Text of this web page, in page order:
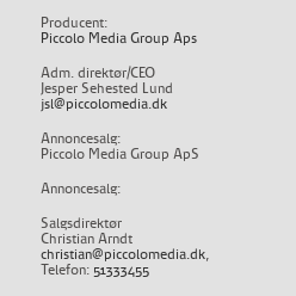
Producent:
Piccolo Media Group Aps
Adm. direktør/CEO
Jesper Sehested Lund
jsl@piccolomedia.dk
Annoncesalg:
Piccolo Media Group ApS
Annoncesalg:
Salgsdirektør
Christian Arndt
christian@piccolomedia.dk,
Telefon: 51333455